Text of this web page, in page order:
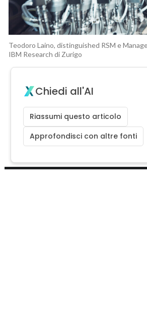
Teodoro Laino, distinguished RSM e
IBM Research di Zurigo
Chiedi all'AI
Riassumi questo articolo
Approfondisci con altre fonti